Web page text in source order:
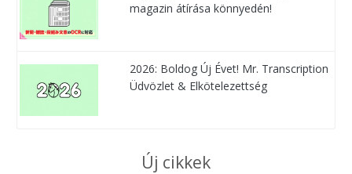
magazin átírása könnyedén!
2026: Boldog Új Évet! Mr. Transcription
Üdvözlet & Elkötelezettség
Új cikkek